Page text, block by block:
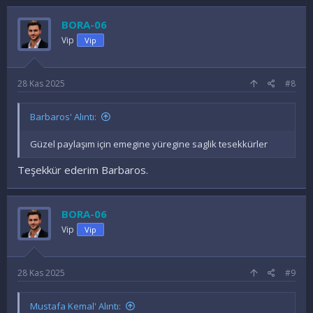
d
e
l
e
r
:
BORA-06
Vip Vip
28 Kas 2025 #8
Barbaros' Alıntı:
Güzel paylaşım için emegine yüregine saglik tesekkürler
Teşekkür ederim Barbaros.
BORA-06
Vip Vip
28 Kas 2025 #9
Mustafa Kemal' Alıntı: